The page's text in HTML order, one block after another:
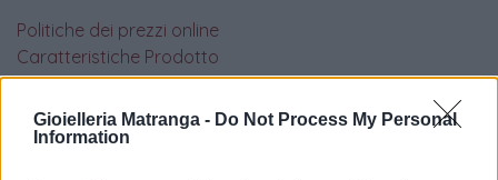
Gioielleria Matranga - Do Not Process My Personal
Information
Politiche dei prezzi online
Caratteristiche Prodotto
iRef:93